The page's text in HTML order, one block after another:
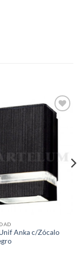
Añadir
Anka c/Zócalo